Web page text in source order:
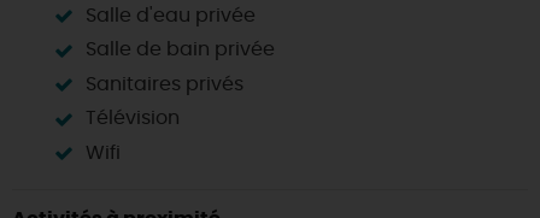
Salle d'eau privée
Salle de bain privée
Sanitaires privés
Télévision
Wifi